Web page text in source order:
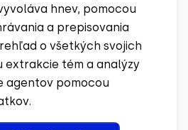
hnev, pomocou
a prepisovania
o všetkých svojich
extrakcie tém a analýzy
agentov pomocou